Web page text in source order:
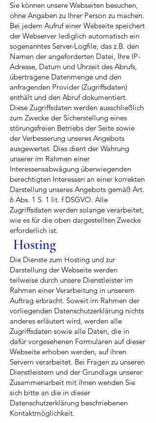
Sie können unsere Webseiten besuchen,
ohne Angaben zu Ihrer Person zu machen.
Bei jedem Aufruf einer Webseite speichert
der Webserver lediglich automatisch ein
sogenanntes Server-Logfile, das z.B. den
Namen der angeforderten Datei, Ihre IP-
Adresse, Datum und Uhrzeit des Abrufs,
übertragene Datenmenge und den
anfragenden Provider (Zugriffsdaten)
enthält und den Abruf dokumentiert.
Diese Zugriffsdaten werden ausschließlich
zum Zwecke der Sicherstellung eines
störungsfreien Betriebs der Seite sowie
der Verbesserung unseres Angebots
ausgewertet. Dies dient der Wahrung
unserer im Rahmen einer
Interessensabwägung überwiegenden
berechtigten Interessen an einer korrekten
Darstellung unseres Angebots gemäß Art.
6 Abs. 1 S. 1 lit. f DSGVO. Alle
Zugriffsdaten werden solange verarbeitet,
wie es für die oben dargestellten Zwecke
erforderlich ist.
Hosting
Die Dienste zum Hosting und zur
Darstellung der Webseite werden
teilweise durch unsere Dienstleister im
Rahmen einer Verarbeitung in unserem
Auftrag erbracht. Soweit im Rahmen der
vorliegenden Datenschutzerklärung nichts
anderes erläutert wird, werden alle
Zugriffsdaten sowie alle Daten, die in
dafür vorgesehenen Formularen auf dieser
Webseite erhoben werden, auf ihren
Servern verarbeitet. Bei Fragen zu unseren
Dienstleistern und der Grundlage unserer
Zusammenarbeit mit ihnen wenden Sie
sich bitte an die in dieser
Datenschutzerklärung beschriebenen
Kontaktmöglichkeit.